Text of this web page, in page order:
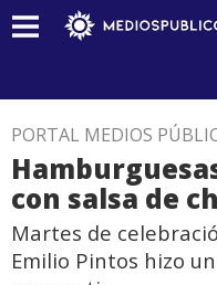
PORTAL MEDIOS
con salsa de
Martes de
Emilio Pintos hizo